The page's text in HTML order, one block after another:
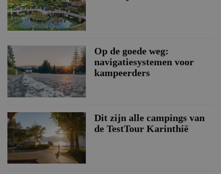
Op de goede weg:
navigatiesystemen voor
kampeerders
Dit zijn alle campings van
de TestTour Karinthië